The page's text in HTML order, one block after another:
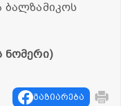
ნომერი)
გაზიარება